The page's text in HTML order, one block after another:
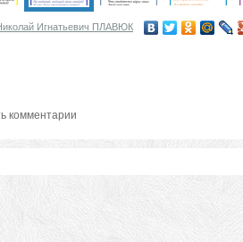
Игнатьевич ПЛАВЮК
комментарии